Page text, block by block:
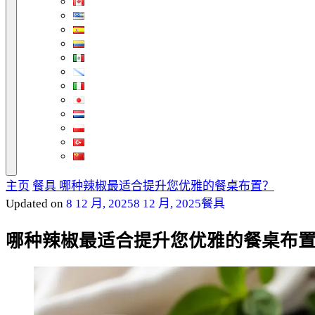
主页 餐具 哪种辣椒最适合提升您优雅的餐桌布置？
Updated on 8 12 月, 20258 12 月, 2025餐具
哪种辣椒最适合提升您优雅的餐桌布